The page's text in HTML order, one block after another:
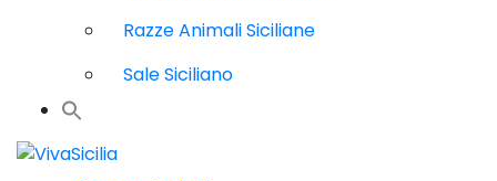
Razze Animali Siciliane
Sale Siciliano